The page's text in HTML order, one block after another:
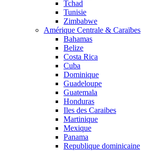
Tchad
Tunisie
Zimbabwe
Amérique Centrale & Caraïbes
Bahamas
Belize
Costa Rica
Cuba
Dominique
Guadeloupe
Guatemala
Honduras
Iles des Caraibes
Martinique
Mexique
Panama
Republique dominicaine